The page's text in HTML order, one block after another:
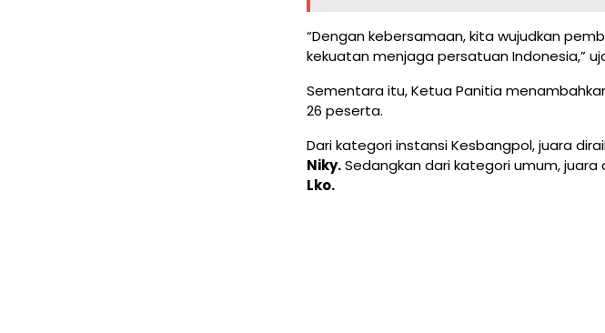
“Dengan kebersamaan, kita wujudkan
kekuatan menjaga persatuan Indonesia,”
Sementara itu, Ketua Panitia
26 peserta.
Dari kategori instansi Kesbangpol, juara
Niky.Sedangkan dari kategori umum, juara
Lko.